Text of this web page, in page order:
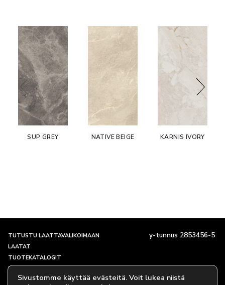
SUP GREY NATIVE BEIGE KARNIS IVORY
TUTUSTU LAATTAVALIKOIMAAN
LAATAT
TUOTEKATALOGIT
SHOWROOM JA YHTEYSTIEDOT
TARINAMME
y-tunnus 2853456-5
Sivustomme käyttää evästeitä. Voit lukea niistä